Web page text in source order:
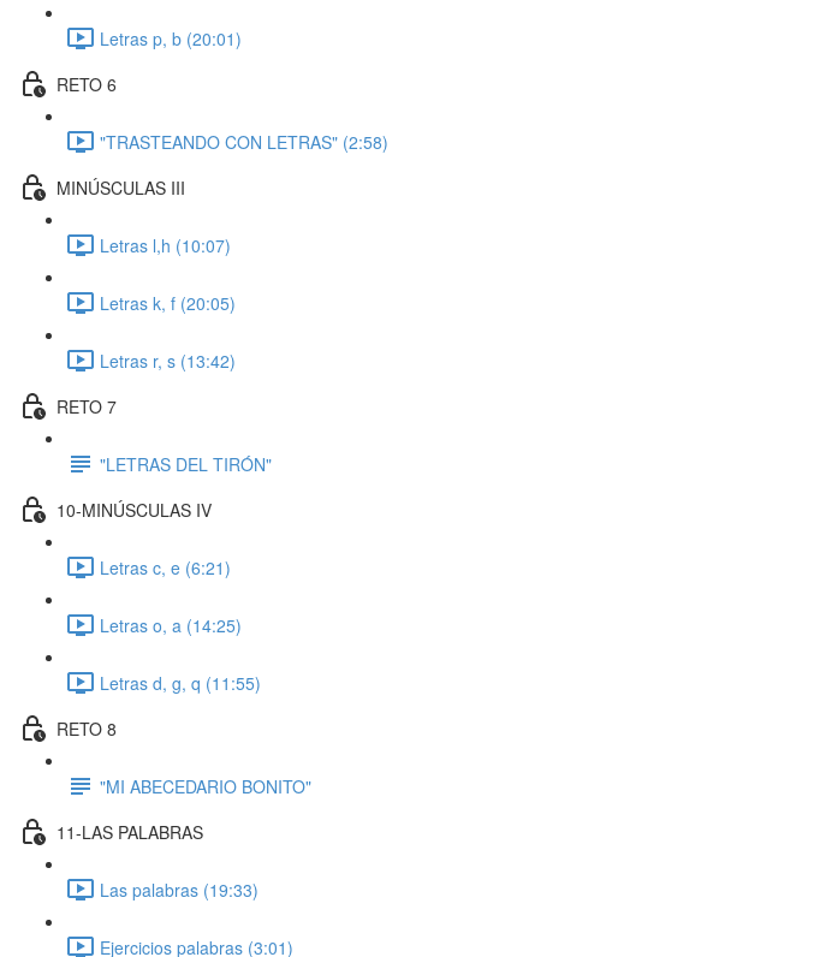
Letras p, b (20:01)
RETO 6
"TRASTEANDO CON LETRAS" (2:58)
MINÚSCULAS III
Letras l,h (10:07)
Letras k, f (20:05)
Letras r, s (13:42)
RETO 7
"LETRAS DEL TIRÓN"
10-MINÚSCULAS IV
Letras c, e (6:21)
Letras o, a (14:25)
Letras d, g, q (11:55)
RETO 8
"MI ABECEDARIO BONITO"
11-LAS PALABRAS
Las palabras (19:33)
Ejercicios palabras (3:01)